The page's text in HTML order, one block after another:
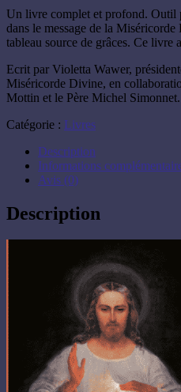
Un livre complet et profond. Outil
dans le message de la
tableau source de grâces. Ce livre
Ecrit par Violetta Wawer,
Miséricorde Divine, en
Mottin et le Père Michel Simonnet.
Catégorie : Livres
Description
Informations
Avis (0)
Description